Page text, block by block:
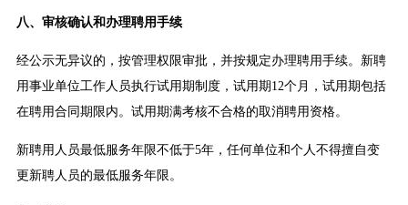
八、审核确认和办理聘用手续
经公示无异议的，按管理权限审批，并按规定办理聘用手续。新聘
用事业单位工作人员执行试用期制度，试用期12个月，试用期包括
在聘用合同期限内。试用期满考核不合格的取消聘用资格。
新聘用人员最低服务年限不低于5年，任何单位和个人不得擅自变
更新聘人员的最低服务年限。